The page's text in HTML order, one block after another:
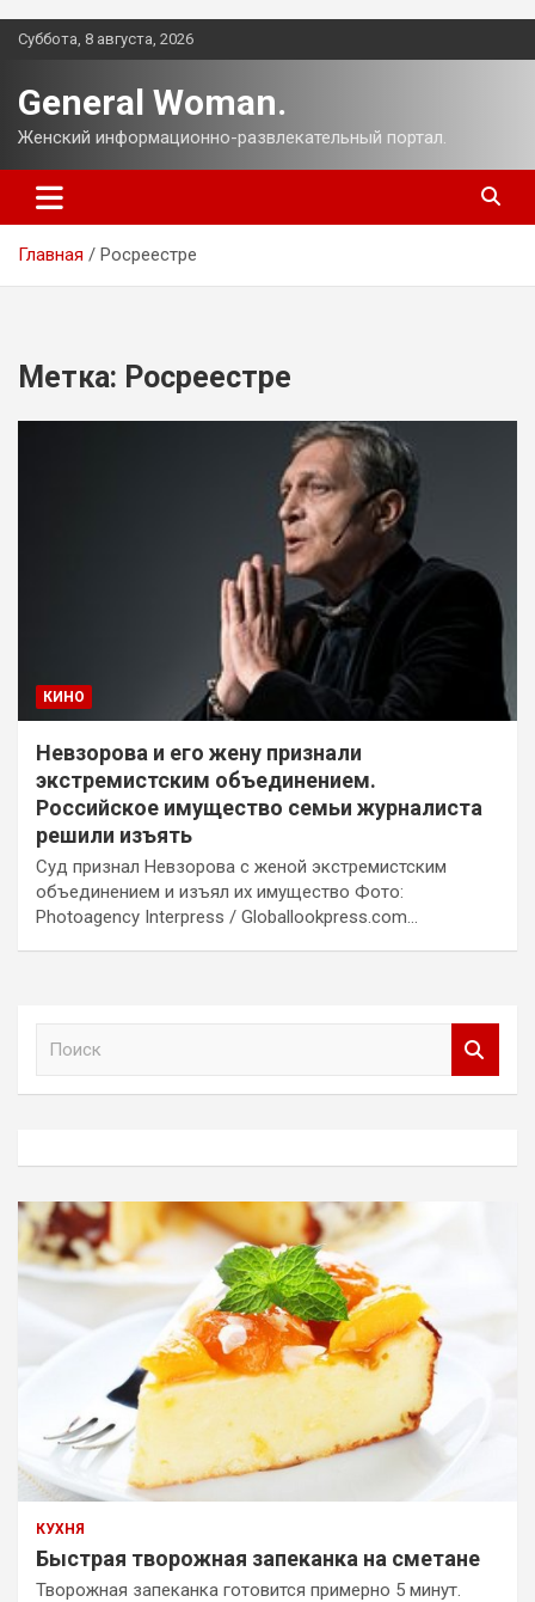
Перейти
Суббота, 8 августа, 2026
General Woman.
Женский информационно-развлекательный портал.
Главная Росреестре
Метка: Росреестре
КИНО
Невзорова и его жену признали
экстремистским объединением.
Российское имущество семьи журналиста
решили изъять
Суд признал Невзорова с женой экстремистским
объединением и изъял их имущество Фото:
Photoagency Interpress / Globallookpress.com…
КУХНЯ
Быстрая творожная запеканка на сметане
Творожная запеканка готовится примерно 5 минут.